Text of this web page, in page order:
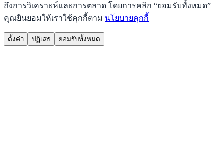
ถึงการวิเคราะห์และการตลาด โดยการคลิก “ยอมรับทั้งหมด”
คุณยินยอมให้เราใช้คุกกี้ตาม นโยบายคุกกี้
ตั้งค่า ปฏิเสธ ยอมรับทั้งหมด